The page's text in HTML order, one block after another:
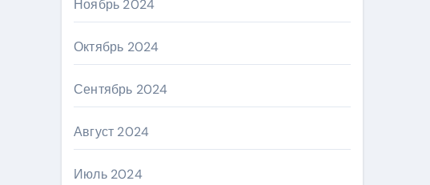
Ноябрь 2024
Октябрь 2024
Сентябрь 2024
Август 2024
Июль 2024